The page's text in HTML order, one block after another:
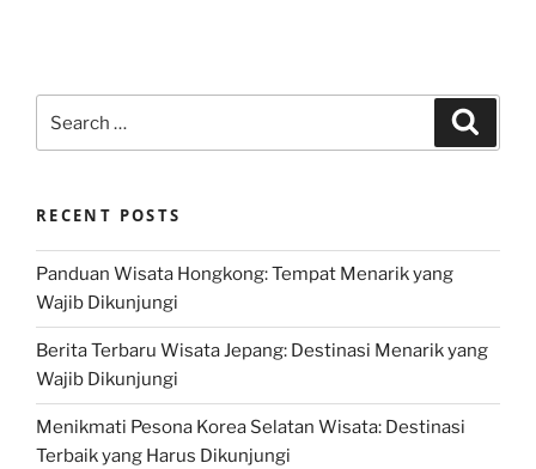
for:
RECENT POSTS
Panduan Wisata Hongkong: Tempat Menarik yang
Wajib Dikunjungi
Berita Terbaru Wisata Jepang: Destinasi Menarik yang
Wajib Dikunjungi
Menikmati Pesona Korea Selatan Wisata: Destinasi
Terbaik yang Harus Dikunjungi